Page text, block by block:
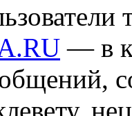
— в